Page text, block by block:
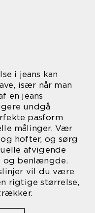
i jeans kan
især når man
en jeans
undgå
pasform
målinger. Vær
hofter, og sørg
afvigende
og benlængde.
vil du være
rigtige størrelse,